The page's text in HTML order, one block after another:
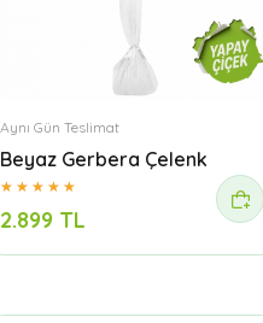
Aynı Gün Teslimat
Beyaz Gerbera Çelenk
2.899 TL